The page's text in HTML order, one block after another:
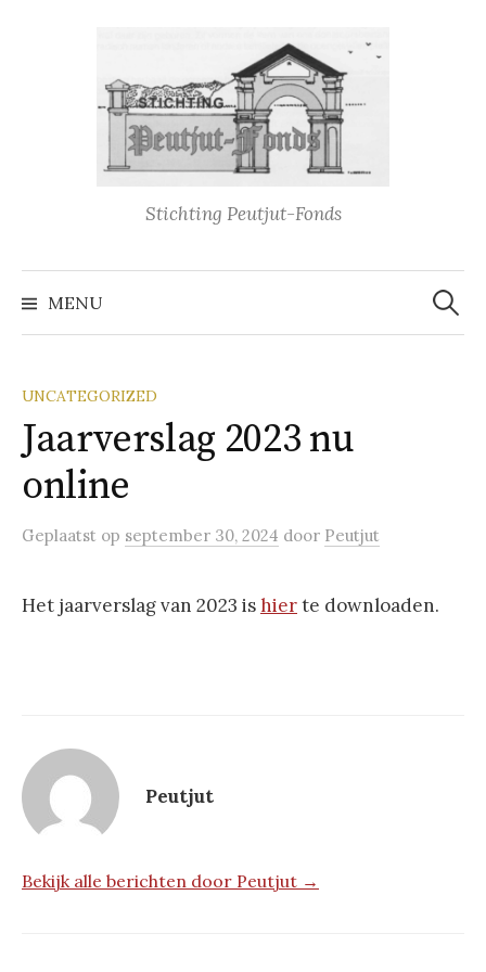
Stichting Peutjut-Fonds
MENU
Zoeken
naar:
UNCATEGORIZED
Jaarverslag 2023 nu
online
Geplaatst op september 30, 2024 door Peutjut
Het jaarverslag van 2023 ishierte downloaden.
Peutjut
Bekijk alle berichten door Peutjut →